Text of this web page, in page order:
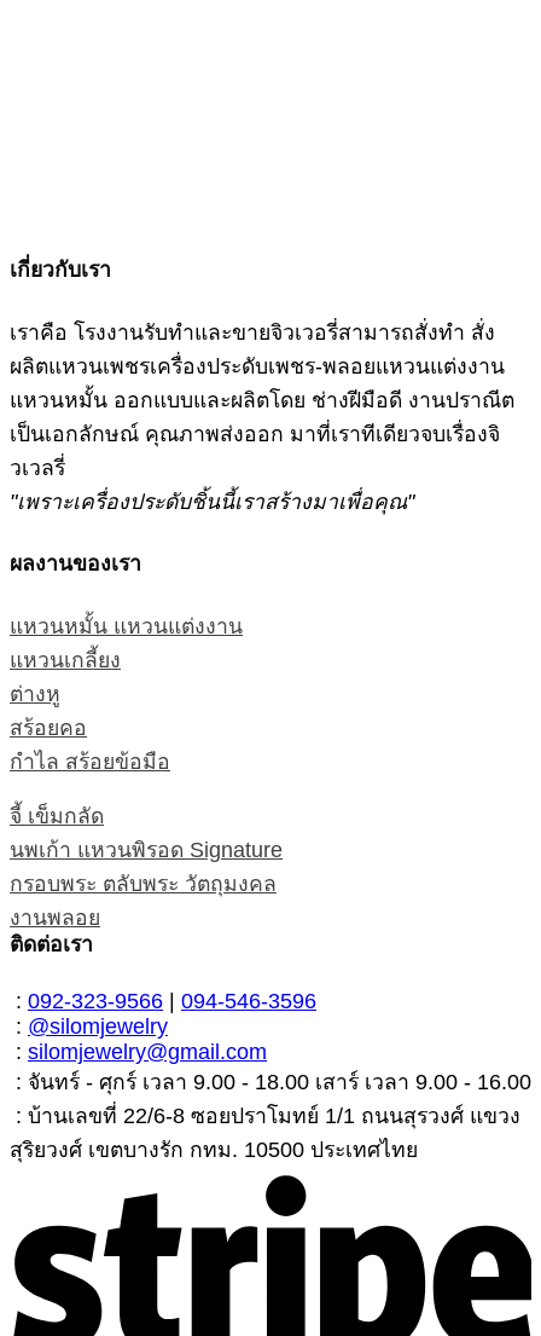
เกี่ยวกับเรา
เราคือ โรงงานรับทำและขายจิวเวอรี่สามารถสั่งทำ สั่ง
ผลิตแหวนเพชรเครื่องประดับเพชร-พลอยแหวนแต่งงาน
แหวนหมั้น ออกแบบและผลิตโดย ช่างฝีมือดี งานปราณีต
เป็นเอกลักษณ์ คุณภาพส่งออก มาที่เราทีเดียวจบเรื่องจิ
วเวลรี่
"เพราะเครื่องประดับชิ้นนี้เราสร้างมาเพื่อคุณ"
ผลงานของเรา
แหวนหมั้น แหวนแต่งงาน
แหวนเกลี้ยง
ต่างหู
สร้อยคอ
กำไล สร้อยข้อมือ
จี้ เข็มกลัด
นพเก้า แหวนพิรอด Signature
กรอบพระ ตลับพระ วัตถุมงคล
งานพลอย
ติดต่อเรา
: 092-323-9566
094-546-3596
: @silomjewelry
: silomjewelry@gmail.com
: จันทร์ - ศุกร์ เวลา 9.00 - 18.00 เสาร์ เวลา 9.00 - 16.00
: บ้านเลขที่ 22/6-8 ซอยปราโมทย์ 1/1 ถนนสุรวงศ์ แขวง
สุริยวงศ์ เขตบางรัก กทม. 10500 ประเทศไทย